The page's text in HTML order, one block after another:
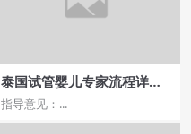
泰国试管婴儿专家流程详
解：价格透明，步骤无忧
指导意见：...